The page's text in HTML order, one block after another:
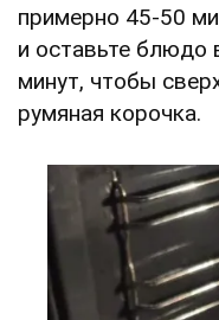
примерно 45-50
и оставьте блюдо
минут, чтобы
румяная корочка.